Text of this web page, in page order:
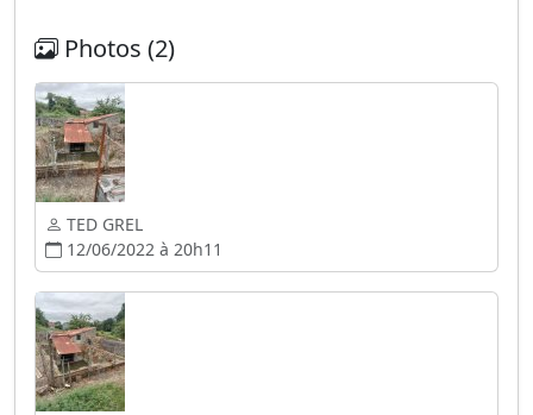
Photos (2)
TED GREL
12/06/2022 à 20h11